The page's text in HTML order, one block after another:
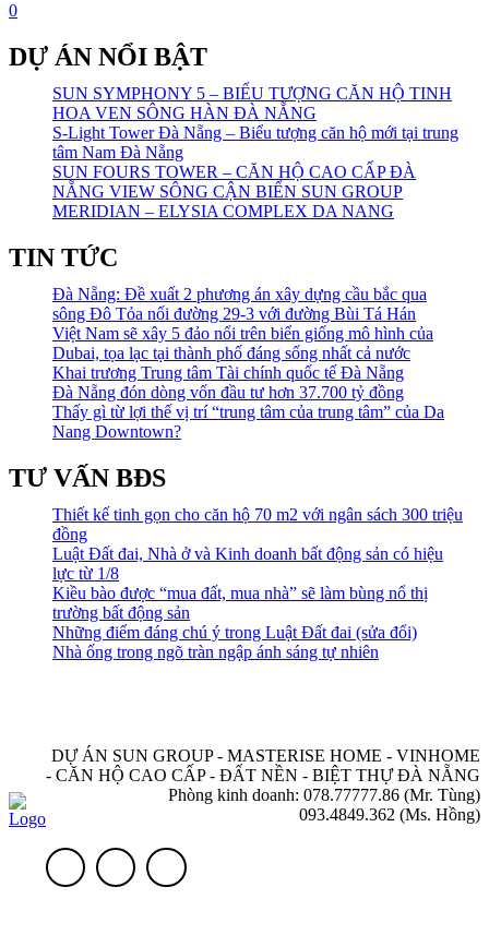
0
DỰ ÁN NỔI BẬT
SUN SYMPHONY 5 – BIỂU TƯỢNG CĂN HỘ TINH
HOA VEN SÔNG HÀN ĐÀ NẴNG
S-Light Tower Đà Nẵng – Biểu tượng căn hộ mới tại trung
tâm Nam Đà Nẵng
SUN FOURS TOWER – CĂN HỘ CAO CẤP ĐÀ
NẴNG VIEW SÔNG CẬN BIỂN SUN GROUP
MERIDIAN – ELYSIA COMPLEX DA NANG
TIN TỨC
Đà Nẵng: Đề xuất 2 phương án xây dựng cầu bắc qua
sông Đô Tỏa nối đường 29-3 với đường Bùi Tá Hán
Việt Nam sẽ xây 5 đảo nổi trên biển giống mô hình của
Dubai, tọa lạc tại thành phố đáng sống nhất cả nước
Khai trương Trung tâm Tài chính quốc tế Đà Nẵng
Đà Nẵng đón dòng vốn đầu tư hơn 37.700 tỷ đồng
Thấy gì từ lợi thế vị trí “trung tâm của trung tâm” của Da
Nang Downtown?
TƯ VẤN BĐS
Thiết kế tinh gọn cho căn hộ 70 m2 với ngân sách 300 triệu
đồng
Luật Đất đai, Nhà ở và Kinh doanh bất động sản có hiệu
lực từ 1/8
Kiều bào được “mua đất, mua nhà” sẽ làm bùng nổ thị
trường bất động sản
Những điểm đáng chú ý trong Luật Đất đai (sửa đổi)
Nhà ống trong ngõ tràn ngập ánh sáng tự nhiên
DỰ ÁN SUN GROUP - MASTERISE HOME - VINHOME
- CĂN HỘ CAO CẤP - ĐẤT NỀN - BIỆT THỰ ĐÀ NẴNG
Phòng kinh doanh: 078.77777.86 (Mr. Tùng)
093.4849.362 (Ms. Hồng)